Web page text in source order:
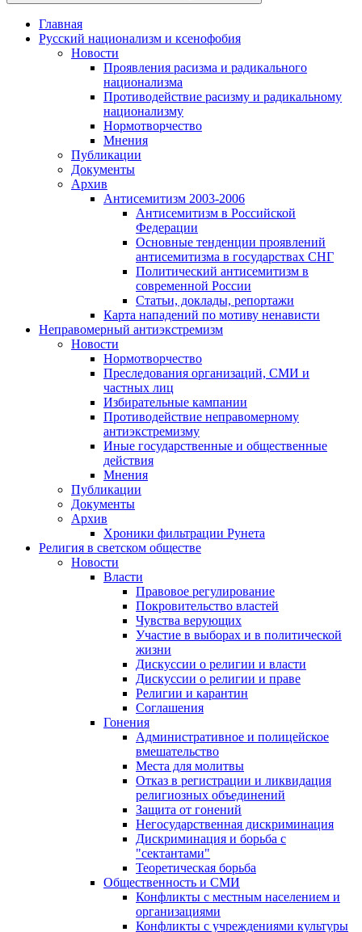
Главная
Русский национализм и ксенофобия
Новости
Проявления расизма и радикального
национализма
Противодействие расизму и радикальному
национализму
Нормотворчество
Мнения
Публикации
Документы
Архив
Антисемитизм 2003-2006
Антисемитизм в Российской
Федерации
Основные тенденции проявлений
антисемитизма в государствах СНГ
Политический антисемитизм в
современной России
Статьи, доклады, репортажи
Карта нападений по мотиву ненависти
Неправомерный антиэкстремизм
Новости
Нормотворчество
Преследования организаций, СМИ и
частных лиц
Избирательные кампании
Противодействие неправомерному
антиэкстремизму
Иные государственные и общественные
действия
Мнения
Публикации
Документы
Архив
Хроники фильтрации Рунета
Религия в светском обществе
Новости
Власти
Правовое регулирование
Покровительство властей
Чувства верующих
Участие в выборах и в политической
жизни
Дискуссии о религии и власти
Дискуссии о религии и праве
Религии и карантин
Соглашения
Гонения
Административное и полицейское
вмешательство
Места для молитвы
Отказ в регистрации и ликвидация
религиозных объединений
Защита от гонений
Негосударственная дискриминация
Дискриминация и борьба с
"сектантами"
Теоретическая борьба
Общественность и СМИ
Конфликты с местным населением и
организациями
Конфликты с учреждениями культуры